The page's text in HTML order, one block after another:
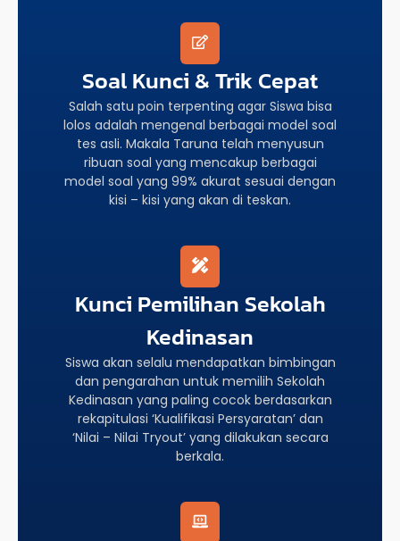
Soal Kunci & Trik Cepat
Salah satu poin terpenting agar Siswa bisa
lolos adalah mengenal berbagai model soal
tes asli. Makala Taruna telah menyusun
ribuan soal yang mencakup berbagai
model soal yang 99% akurat sesuai dengan
kisi – kisi yang akan di teskan.
Kunci Pemilihan Sekolah
Kedinasan
Siswa akan selalu mendapatkan bimbingan
dan pengarahan untuk memilih Sekolah
Kedinasan yang paling cocok berdasarkan
rekapitulasi ‘Kualifikasi Persyaratan’ dan
‘Nilai – Nilai Tryout’ yang dilakukan secara
berkala.